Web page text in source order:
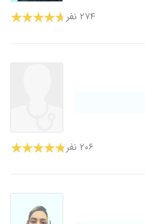
۲۷۴ نفر
۲۰۶ نفر